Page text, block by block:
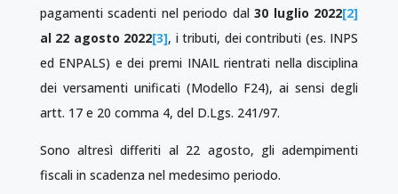
pagamenti scadenti nel periodo dal30 luglio 2022[2]
al 22 agosto 2022[3], i tributi, dei contributi (es. INPS
ed ENPALS) e dei premi INAIL rientrati nella disciplina
dei versamenti unificati (Modello F24), ai sensi degli
artt. 17 e 20 comma 4, del D.Lgs. 241/97.
Sono altresì differiti al 22 agosto, gli adempimenti
fiscali in scadenza nel medesimo periodo.